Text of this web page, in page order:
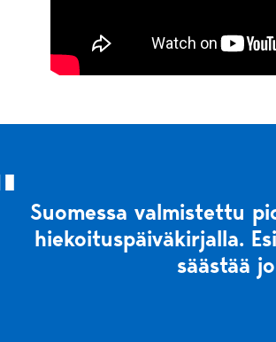
Suomessa valmistettu
hiekoituspäiväkirjalla.
säästää